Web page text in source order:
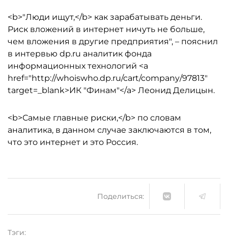
<b>"Люди ищут,</b> как зарабатывать деньги.
Риск вложений в интернет ничуть не больше,
чем вложения в другие предприятия", – пояснил
в интервью dp.ru аналитик фонда
информационных технологий <a
href="http://whoiswho.dp.ru/cart/company/97813"
target=_blank>ИК "Финам"</a> Леонид Делицын.
<b>Самые главные риски,</b> по словам
аналитика, в данном случае заключаются в том,
что это интернет и это Россия.
Поделиться:
Тэги: